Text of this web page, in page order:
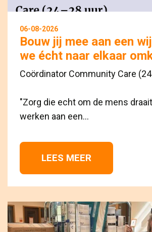
06-08-2026
Bouw jij mee aan een
we écht naar elkaar
Coördinator Community Care
"Zorg die echt om de mens
werken aan een...
LEES MEER